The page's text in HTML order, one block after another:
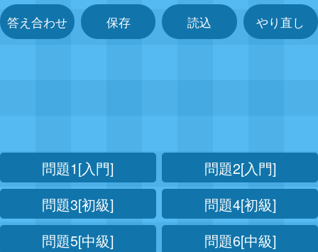
答え合わせ 保存 読込 やり直し
問題1[入門]
問題2[入門]
問題3[初級]
問題4[初級]
問題5[中級]
問題6[中級]